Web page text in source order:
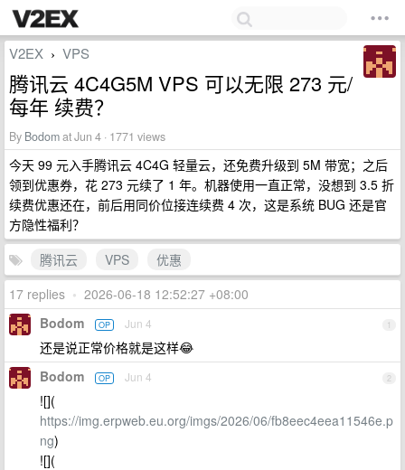
V2EX › VPS
腾讯云 4C4G5M VPS 可以无限 273 元/
每年 续费？
By Bodomat Jun 4 · 1771 views
今天 99 元入手腾讯云 4C4G 轻量云，还免费升级到 5M 带宽；之后
领到优惠券，花 273 元续了 1 年。机器使用一直正常，没想到 3.5 折
续费优惠还在，前后用同价位接连续费 4 次，这是系统 BUG 还是官
方隐性福利？
腾讯云
VPS
优惠
17 replies • 2026-06-18 12:52:27 +08:00
1
Bodom OP Jun 4
还是说正常价格就是这样😂
2
Bodom OP Jun 4
![](
https://img.erpweb.eu.org/imgs/2026/06/fb8eec4eea11546e.p
ng)
![](